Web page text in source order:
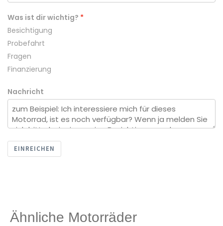
Was ist dir wichtig?
Besichtigung
Probefahrt
Fragen
Finanzierung
Nachricht
EINREICHEN
Ähnliche Motorräder